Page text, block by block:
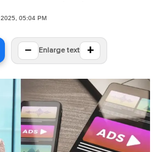
05:04 PM
− Enlarge text +